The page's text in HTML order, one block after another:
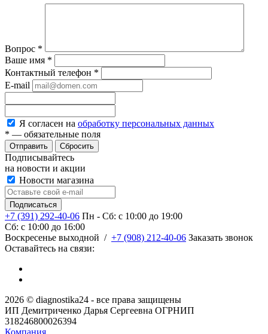
Вопрос *
Ваше имя *
Контактный телефон *
E-mail
Я согласен на обработку персональных данных
* — обязательные поля
Сбросить
Подписывайтесь
на новости и акции
Новости магазина
+7 (391) 292-40-06 Пн - Сб: c 10:00 до 19:00
Сб: c 10:00 до 16:00
​Воскресенье выходной / +7 (908) 212-40-06 Заказать звонок
Оставайтесь на связи:
2026 © diagnostika24 - все права защищены
ИП Демитриченко Дарья Сергеевна ОГРНИП
318246800026394